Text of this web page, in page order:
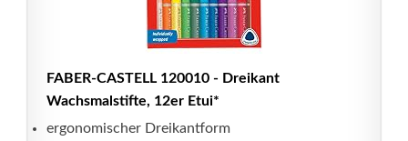
FABER-CASTELL 120010 - Dreikant
Wachsmalstifte, 12er Etui*
ergonomischer Dreikantform